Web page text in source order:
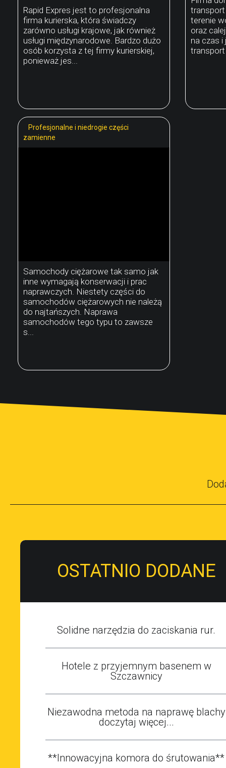
Rapid Expres jest to profesjonalna
firma kurierska, która świadczy
zarówno usługi krajowe, jak również
usługi międzynarodowe. Bardzo dużo
osób korzysta z tej firmy kurierskiej,
ponieważ jes...
terenie
oraz
na czas i
Profesjonalne i niedrogie części
zamienne
Samochody ciężarowe tak samo jak
inne wymagają konserwacji i prac
naprawczych. Niestety części do
samochodów ciężarowych nie należą
do najtańszych. Naprawa
samochodów tego typu to zawsze
s...
OSTATNIO DODANE
Solidne narzędzia do zaciskania rur.
Hotele z przyjemnym basenem w
Szczawnicy
Niezawodna metoda na naprawę blachy
doczytaj więcej...
**Innowacyjna komora do śrutowania**